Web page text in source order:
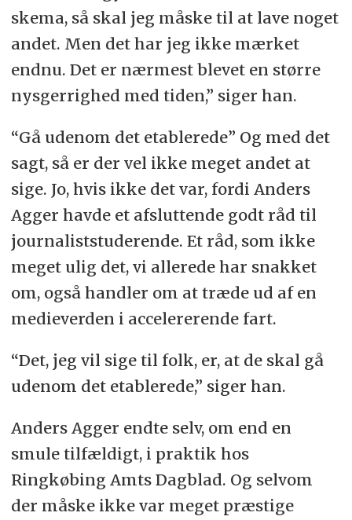
skema, så skal jeg måske til at lave noget
andet. Men det har jeg ikke mærket
endnu. Det er nærmest blevet en større
nysgerrighed med tiden,” siger han.
“Gå udenom det etablerede” Og med det
sagt, så er der vel ikke meget andet at
sige. Jo, hvis ikke det var, fordi Anders
Agger havde et afsluttende godt råd til
journaliststuderende. Et råd, som ikke
meget ulig det, vi allerede har snakket
om, også handler om at træde ud af en
medieverden i accelererende fart.
“Det, jeg vil sige til folk, er, at de skal gå
udenom det etablerede,” siger han.
Anders Agger endte selv, om end en
smule tilfældigt, i praktik hos
Ringkøbing Amts Dagblad. Og selvom
der måske ikke var meget præstige